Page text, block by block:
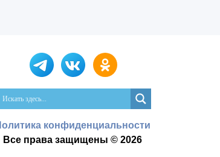
конфиденциальности
Все права защищены © 2026